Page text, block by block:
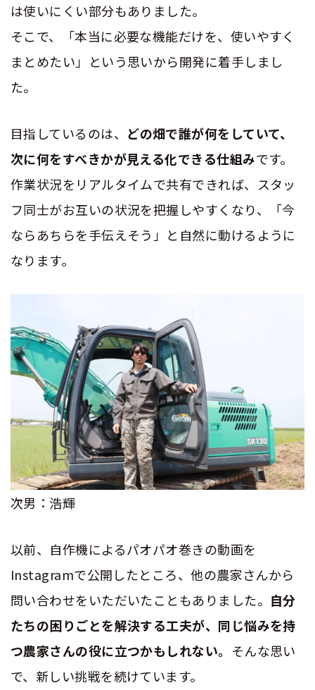
は使いにくい部分もありました。
そこで、「本当に必要な機能だけを、使いやすく
まとめたい」という思いから開発に着手しまし
た。
目指しているのは、 どの畑で誰が何をしていて、
次に何をすべきかが見える化できる仕組みです。
作業状況をリアルタイムで共有できれば、スタッ
フ同士がお互いの状況を把握しやすくなり、「今
ならあちらを手伝えそう」と自然に動けるように
なります。
次男：浩輝
以前、自作機によるパオパオ巻きの動画を
Instagramで公開したところ、他の農家さんから
問い合わせをいただいたこともありました。 自分
たちの困りごとを解決する工夫が、同じ悩みを持
つ農家さんの役に立つかもしれない。 そんな思い
で、新しい挑戦を続けています。